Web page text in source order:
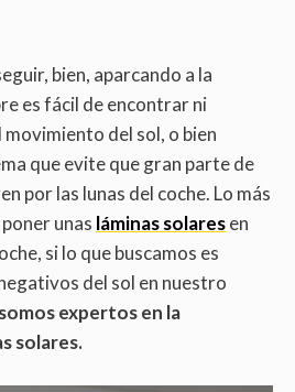
bien, aparcando a la
es fácil de encontrar ni
del sol, o bien
que evite que gran parte de
por las lunas del coche. Lo más
unas láminas solaresen
si lo que buscamos es
del sol en nuestro
expertos en la
solares.